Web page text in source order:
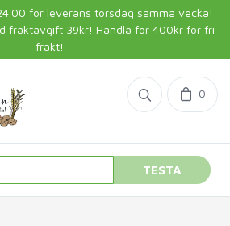
för leverans torsdag samma vecka!
fraktavgift 39kr! Handla för 400kr för fri
frakt!
0
TESTA